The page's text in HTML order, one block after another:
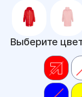
Выберите